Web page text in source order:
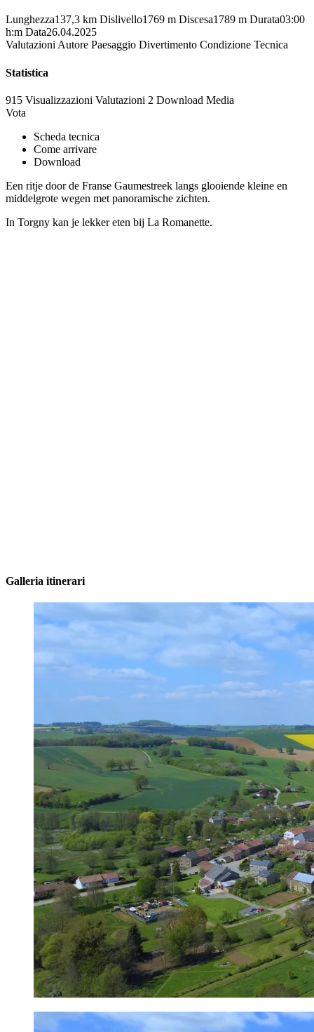
Lunghezza137,3 km Dislivello1769 m Discesa1789 m Durata03:00
h:m Data26.04.2025
Valutazioni Autore Paesaggio Divertimento Condizione Tecnica
Statistica
915 Visualizzazioni Valutazioni 2 Download Media
Vota
Scheda tecnica
Come arrivare
Download
Een ritje door de Franse Gaumestreek langs glooiende kleine en
middelgrote wegen met panoramische zichten.
In Torgny kan je lekker eten bij La Romanette.
Galleria itinerari